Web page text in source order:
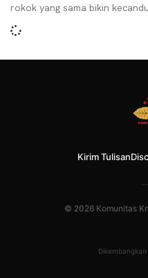
rokok yang sama bikin
Kirim Tulisan
© 2026 Komunitas
Dikembangkan